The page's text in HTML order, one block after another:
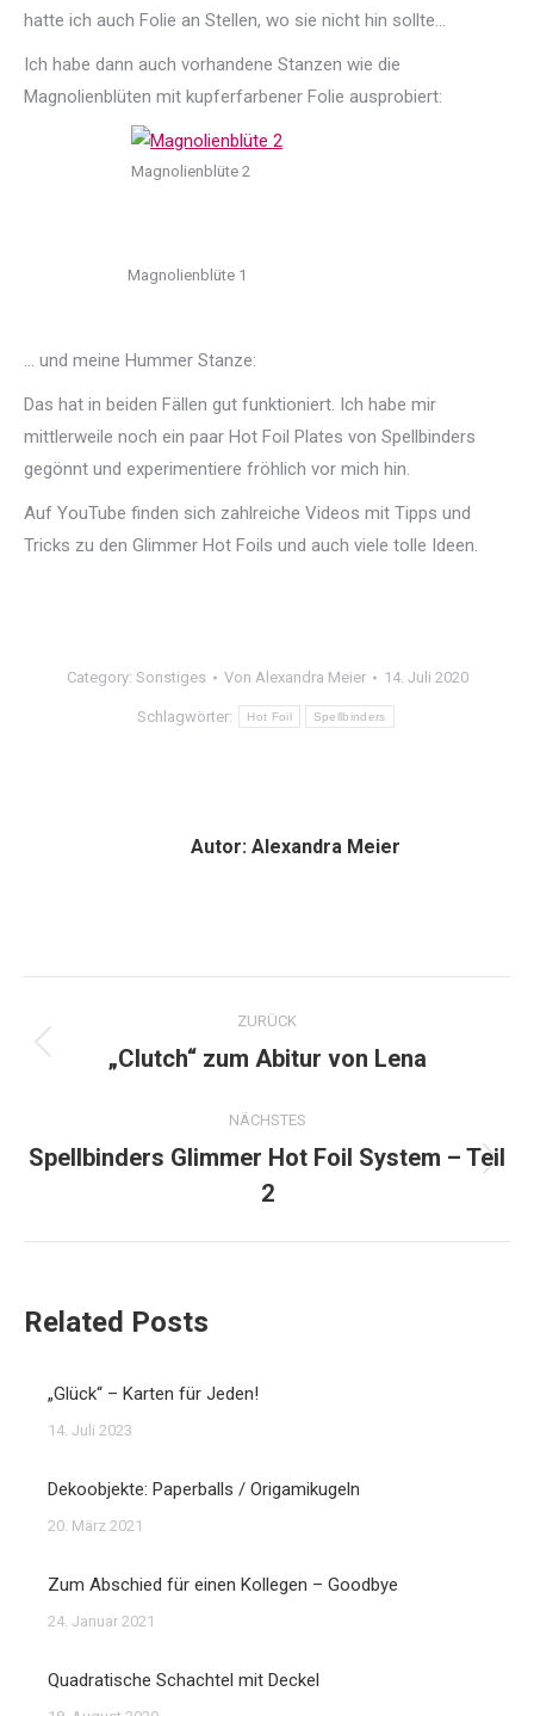
hatte ich auch Folie an Stellen, wo sie nicht hin sollte…
Ich habe dann auch vorhandene Stanzen wie die
Magnolienblüten mit kupferfarbener Folie ausprobiert:
Magnolienblüte 2
Magnolienblüte 1
… und meine Hummer Stanze:
Das hat in beiden Fällen gut funktioniert. Ich habe mir
mittlerweile noch ein paar Hot Foil Plates von Spellbinders
gegönnt und experimentiere fröhlich vor mich hin.
Auf YouTube finden sich zahlreiche Videos mit Tipps und
Tricks zu den Glimmer Hot Foils und auch viele tolle Ideen.
Category: Sonstiges Von Alexandra Meier 14. Juli 2020
Schlagwörter: Hot Foil Spellbinders
Autor: Alexandra Meier
Kommentarnavigation
ZURÜCK
Vorheriger
„Clutch“ zum Abitur von Lena
NÄCHSTES
Beitrag:
Spellbinders Glimmer Hot Foil System – Teil
2
Related Posts
„Glück“ – Karten für Jeden!
14. Juli 2023
Dekoobjekte: Paperballs / Origamikugeln
20. März 2021
Zum Abschied für einen Kollegen – Goodbye
24. Januar 2021
Quadratische Schachtel mit Deckel